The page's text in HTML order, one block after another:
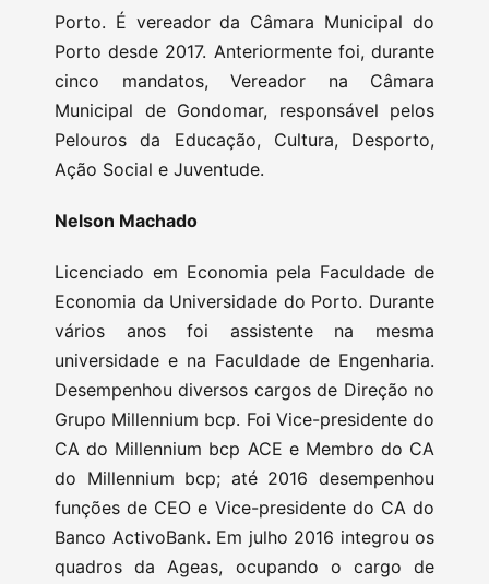
Porto. É vereador da Câmara Municipal do
Porto desde 2017. Anteriormente foi, durante
cinco mandatos, Vereador na Câmara
Municipal de Gondomar, responsável pelos
Pelouros da Educação, Cultura, Desporto,
Ação Social e Juventude.
Nelson Machado
Licenciado em Economia pela Faculdade de
Economia da Universidade do Porto. Durante
vários anos foi assistente na mesma
universidade e na Faculdade de Engenharia.
Desempenhou diversos cargos de Direção no
Grupo Millennium bcp. Foi Vice-presidente do
CA do Millennium bcp ACE e Membro do CA
do Millennium bcp; até 2016 desempenhou
funções de CEO e Vice-presidente do CA do
Banco ActivoBank. Em julho 2016 integrou os
quadros da Ageas, ocupando o cargo de